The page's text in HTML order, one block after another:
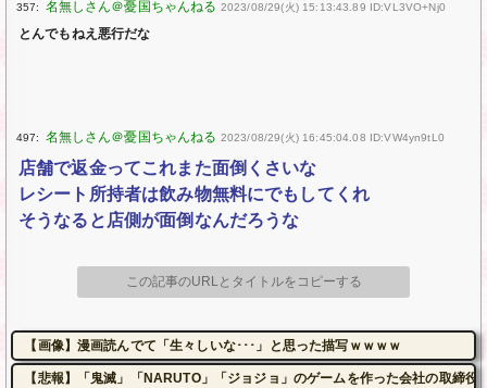
357: 2023/08/29(火) 15:13:43.89 ID:VL3VO+Nj0
とんでもねえ悪行だな
497: 2023/08/29(火) 16:45:04.08 ID:VW4yn9tL0
店舗で返金ってこれまた面倒くさいな
レシート所持者は飲み物無料にでもしてくれ
そうなると店側が面倒なんだろうな
この記事のURLとタイトルをコピーする
【画像】漫画読んでて「生々しいな･･･」と思った描写ｗｗｗｗ
【悲報】「鬼滅」「NARUTO」「ジョジョ」のゲームを作った会社の取締